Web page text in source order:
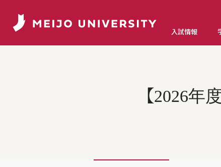
入試情報
【2026年